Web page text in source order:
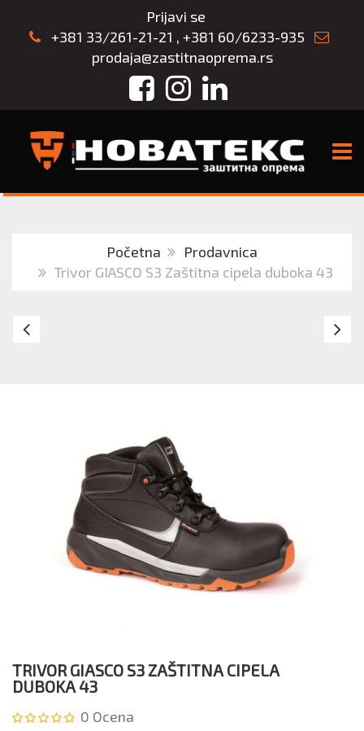
Prijavi se
+381 33/261-21-21 , +381 60/6233-935
prodaja@zastitnaoprema.rs
FacebookInstagram
LinkedIn
Početna
Prodavnica
Trivor GIASCO S3 Zaštitna cipela duboka 43
Trivor
duboka
TRIVOR GIASCO S3 ZAŠTITNA CIPELA
DUBOKA 43
0 Ocena